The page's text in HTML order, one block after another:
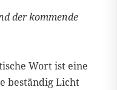
der kommende
Wort ist eine
beständig Licht